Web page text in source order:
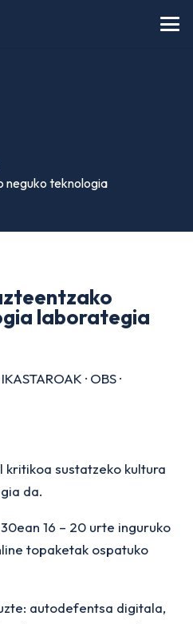
neguko teknologia
laborategia
IKASTAROAK · OBS·
kritikoa sustatzeko kultura
da.
16 – 20 urte inguruko
topaketak ospatuko
autodefentsa digitala,